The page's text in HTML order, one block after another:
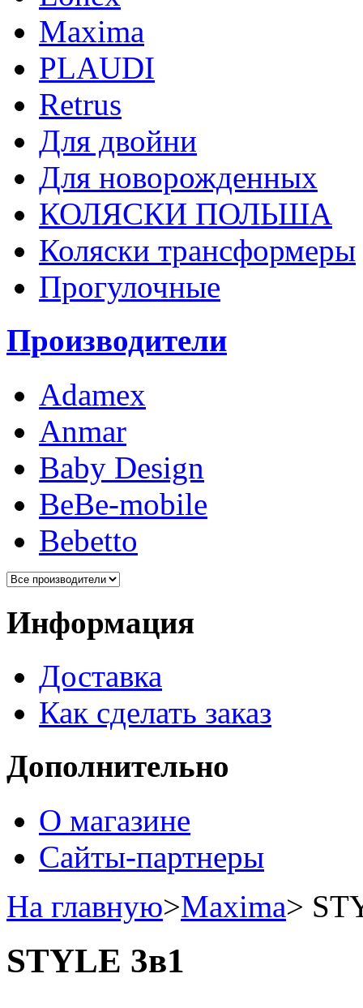
Maxima
PLAUDI
Retrus
Для двойни
Для новорожденных
КОЛЯСКИ ПОЛЬША
Коляски трансформеры
Прогулочные
Производители
Adamex
Anmar
Baby Design
BeBe-mobile
Bebetto
Информация
Доставка
Как сделать заказ
Дополнительно
О магазине
Сайты-партнеры
На главную>Maxima>
STYLE 3в1